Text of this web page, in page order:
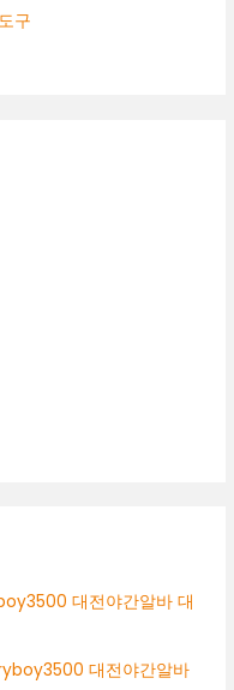
구
대전야간알바 대
대전야간알바